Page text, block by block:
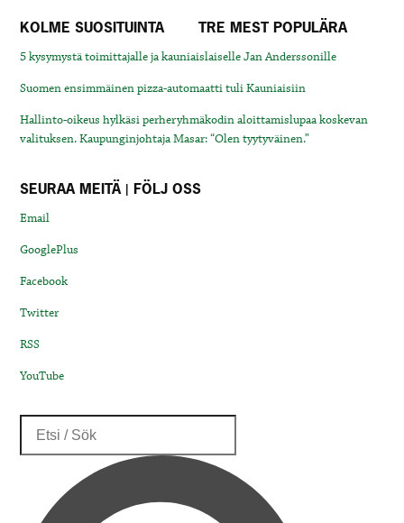
KOLME SUOSITUINTA TRE MEST POPULÄRA
5 kysymystä toimittajalle ja kauniaislaiselle Jan Anderssonille
Suomen ensimmäinen pizza-automaatti tuli Kauniaisiin
Hallinto-oikeus hylkäsi perheryhmäkodin aloittamislupaa koskevan
valituksen. Kaupunginjohtaja Masar: “Olen tyytyväinen.”
SEURAA MEITÄ | FÖLJ OSS
Email
GooglePlus
Facebook
Twitter
RSS
YouTube